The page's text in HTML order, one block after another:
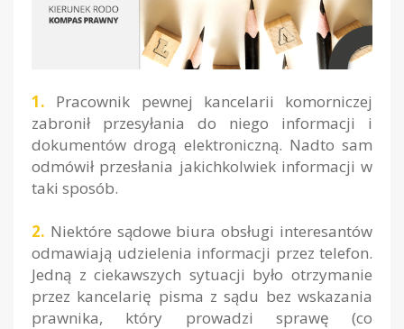
1. Pracownik pewnej kancelarii komorniczej
zabronił przesyłania do niego informacji i
dokumentów drogą elektroniczną. Nadto sam
odmówił przesłania jakichkolwiek informacji w
taki sposób.
2. Niektóre sądowe biura obsługi interesantów
odmawiają udzielenia informacji przez telefon.
Jedną z ciekawszych sytuacji było otrzymanie
przez kancelarię pisma z sądu bez wskazania
prawnika, który prowadzi sprawę (co